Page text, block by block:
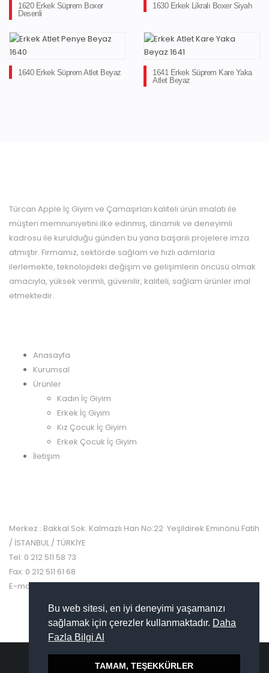
Bu web sitesi, en iyi deneyimi yaşamanızı
sağlamak için çerezler kullanmaktadır. Daha
Fazla Bilgi Al
TAMAM, TEŞEKKÜRLER
1620 Erkek Süprem Boxer
Desenli
1630 Erkek Likralı Boxer Siyah
1640 Erkek Süprem Atlet Beyaz
1641 Erkek Süprem Kare Yaka
Atlet Beyaz
Türcan Apple İç Giyim ve Çamaşırları kaliteli ürün imalatı ile
müşteri memnuniyetini ilke edinmiş, dinamik ve deneyimli
kadrosu ile kurulduğu günden bu yana başarılı projelere imza
atmıştır. Firmamız, sektörde sağlam ve hızlı adımlarla
ilerlemekte, teknolojideki değişim ve gelişimlerin öncüsü olmak
amacıyla, yüksek verimli, güvenilir, kaliteli, sağlam ürünler imal
etmektedir.
Anasayfa
Kurumsal
Ürünler
Kadın İç Giyim
Erkek İç Giyim
Kız Çocuk İç Giyim
Erkek Çocuk İç Giyim
İletişim
Merkez : Bakkal Sok. Kalmazlı Han No:22 Yeşildirek Eminönü Fatih
/ İSTANBUL / TÜRKİYE
Tel: 0 212 511 58 73
Fax: 0 212 511 61 68
E-mail: info@turcanapple.com